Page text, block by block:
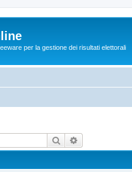
per la gestione dei risultati elettorali
Cerca